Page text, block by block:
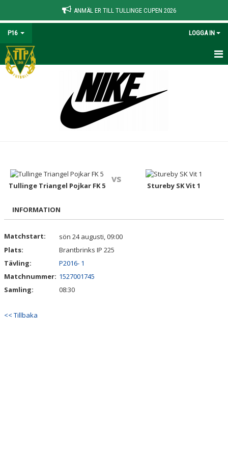
ANMÄL ER TILL TULLINGE CUPEN 2026
P16 LOGGA IN
HEM
BILDGALLERI
DOKUMENT
Tullinge Triangel Pojkar FK 5
vs
Stureby SK Vit 1
INFORMATION
Matchstart:
sön 24 augusti, 09:00
Plats:
Brantbrinks IP 225
Tävling:
P2016- 1
Matchnummer: 1527001745
Samling:
08:30
<< Tillbaka